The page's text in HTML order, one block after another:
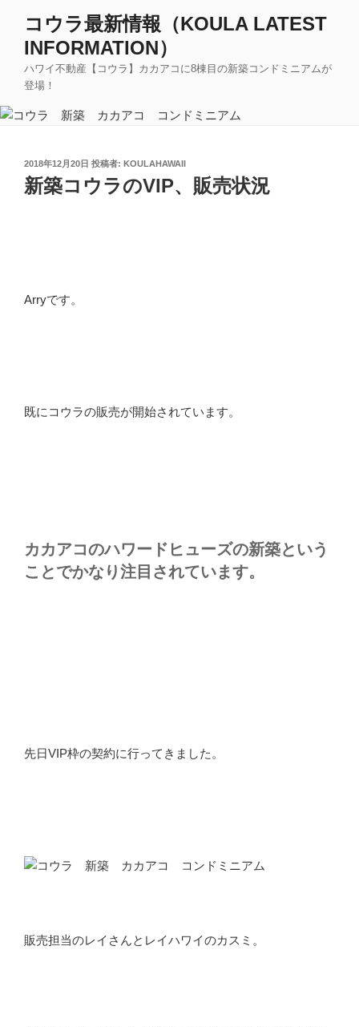
へ
コウラ最新情報（KOULA LATEST
INFORMATION）
ハワイ不動産【コウラ】カカアコに8棟目の新築コンドミニアムが
登場！
投
稿
日:
2018年12月20日 投稿者: KOULAHAWAII
新築コウラのVIP、販売状況
Arryです。
既にコウラの販売が開始されています。
カカアコのハワードヒューズの新築という
ことでかなり注目されています。
先日VIP枠の契約に行ってきました。
販売担当のレイさんとレイハワイのカスミ。